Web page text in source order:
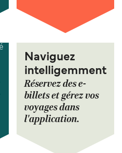
Naviguez
intelligemment
Réservez des e-
billets et gérez vos
voyages dans
l'application.